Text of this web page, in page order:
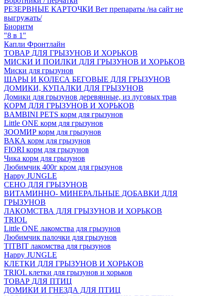
РЕЗЕРВНЫЕ КАРТОЧКИ Вет препараты /на сайт не
выгружать/
Биоритм
"8 в 1"
Капли Фронтлайн
ТОВАР ДЛЯ ГРЫЗУНОВ И ХОРЬКОВ
МИСКИ И ПОИЛКИ ДЛЯ ГРЫЗУНОВ И ХОРЬКОВ
Миски для грызунов
ШАРЫ И КОЛЕСА БЕГОВЫЕ ДЛЯ ГРЫЗУНОВ
ДОМИКИ, КУПАЛКИ ДЛЯ ГРЫЗУНОВ
Домики для грызунов деревянные, из луговых трав
КОРМ ДЛЯ ГРЫЗУНОВ И ХОРЬКОВ
BAMBINI PETS корм для грызунов
Little ONE корм для грызунов
ЗООМИР корм для грызунов
ВАКА корм для грызунов
FIORI корм для грызунов
Чика корм для грызунов
Любимчик 400г кром для грызунов
Happy JUNGLE
СЕНО ДЛЯ ГРЫЗУНОВ
ВИТАМИННО- МИНЕРАЛЬНЫЕ ДОБАВКИ ДЛЯ
ГРЫЗУНОВ
ЛАКОМСТВА ДЛЯ ГРЫЗУНОВ И ХОРЬКОВ
TRIOL
Little ONE лакомства для грызунов
Любимчик палочки для грызунов
TITBIT лакомства для грызунов
Happy JUNGLE
КЛЕТКИ ДЛЯ ГРЫЗУНОВ И ХОРЬКОВ
TRIOL клетки для грызунов и хорьков
ТОВАР ДЛЯ ПТИЦ
ДОМИКИ И ГНЕЗДА ДЛЯ ПТИЦ